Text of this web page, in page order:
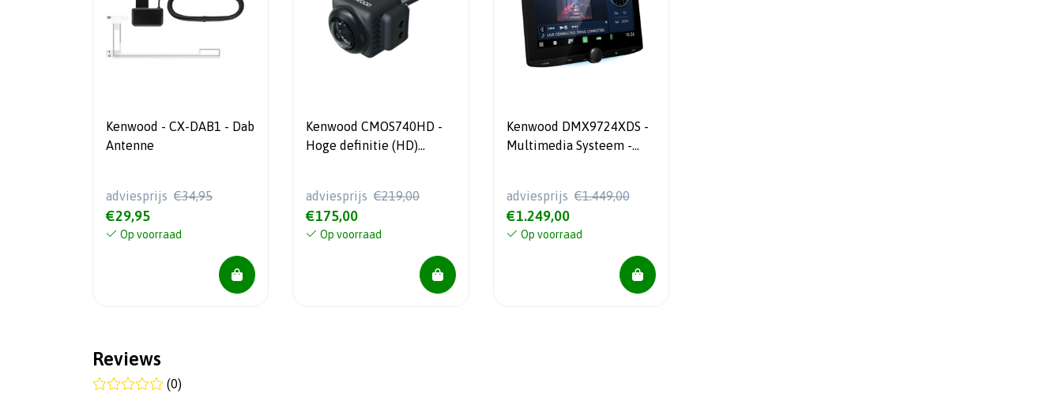
Kenwood - CX-DAB1 - Dab
Antenne
adviesprijs €34,95
€29,95
Op voorraad
Kenwood CMOS740HD -
Hoge definitie (HD)
adviesprijs €219,00
€175,00
Op voorraad
Kenwood DMX9724XDS -
Multimedia Systeem -
1DIN Chassis
adviesprijs €1.449,00
€1.249,00
Op voorraad
Reviews
(0)